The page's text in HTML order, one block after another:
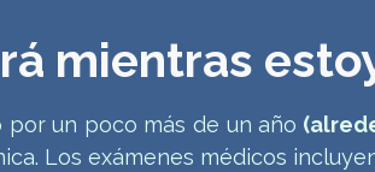
mientras
un poco más de un año
Los exámenes médicos